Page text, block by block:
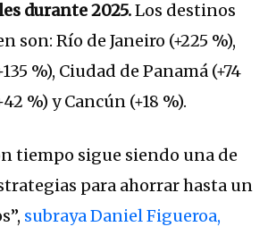
durante 2025.Los destinos
son: Río de Janeiro (+225 %),
%), Ciudad de Panamá (+74
%) y Cancún (+18 %).
tiempo sigue siendo una de
para ahorrar hasta un
subraya Daniel Figueroa,